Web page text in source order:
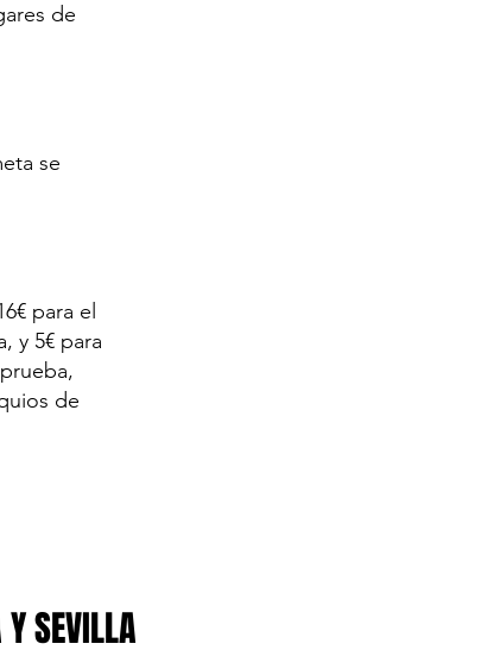
de
se
para el
y 5€ para
de
SEVILLA